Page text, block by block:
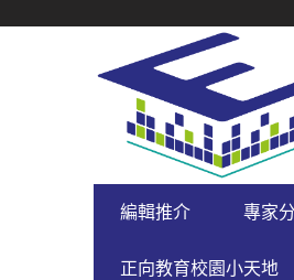
NAVIGATION
PRIMARY
NAVIGATION
編輯推介 專家
正向教育校園小天地